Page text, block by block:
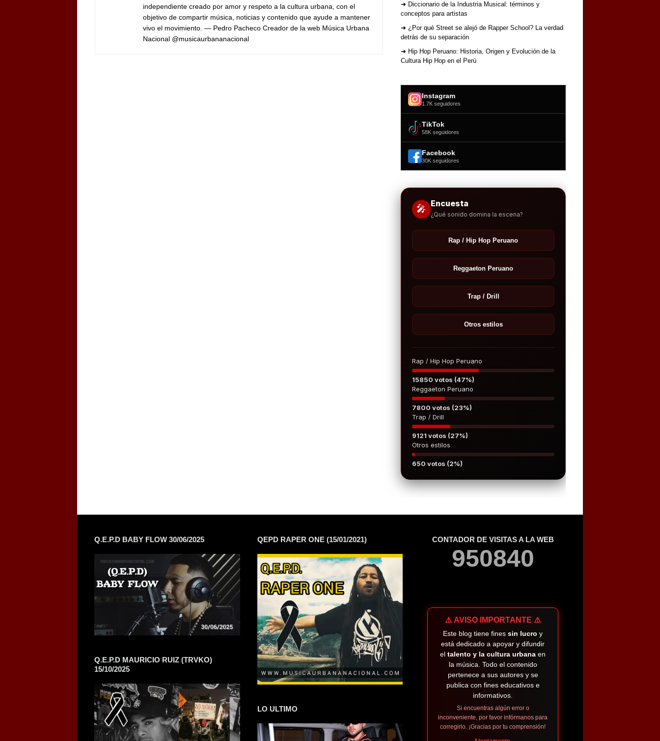
independiente creado por amor y respeto a la cultura urbana, con el
objetivo de compartir música, noticias y contenido que ayude a mantener
vivo el movimiento. — Pedro Pacheco Creador de la web Música Urbana
Nacional @musicaurbananacional
➜ Diccionario de la Industria Musical: términos y
conceptos para artistas
➜ ¿Por qué Street se alejó de Rapper School? La verdad
detrás de su separación
➜ Hip Hop Peruano: Historia, Origen y Evolución de la
Cultura Hip Hop en el Perú
Instagram
1.7K seguidores
TikTok
58K seguidores
Facebook
30K seguidores
🎤 Encuesta
¿Qué sonido domina la escena?
Rap / Hip Hop Peruano
Reggaeton Peruano
Trap / Drill
Otros estilos
Rap / Hip Hop Peruano
15850 votos (47%)
Reggaeton Peruano
7800 votos (23%)
Trap / Drill
9121 votos (27%)
Otros estilos
650 votos (2%)
Q.E.P.D BABY FLOW 30/06/2025
Q.E.P.D MAURICIO RUIZ (TRVKO)
15/10/2025
QEPD RAPER ONE (15/01/2021)
LO ULTIMO
CONTADOR DE VISITAS A LA WEB
950840
⚠️ AVISO IMPORTANTE ⚠️
Este blog tiene finessin lucro y
está dedicado a apoyar y difundir
eltalento y la cultura urbana en
la música. Todo el contenido
pertenece a sus autores y se
publica con fines educativos e
informativos.
Si encuentras algún error o
inconveniente, por favor infórmanos para
corregirlo. ¡Gracias por tu comprensión!